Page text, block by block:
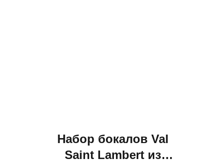
Набор бокалов Val
Saint Lambert из